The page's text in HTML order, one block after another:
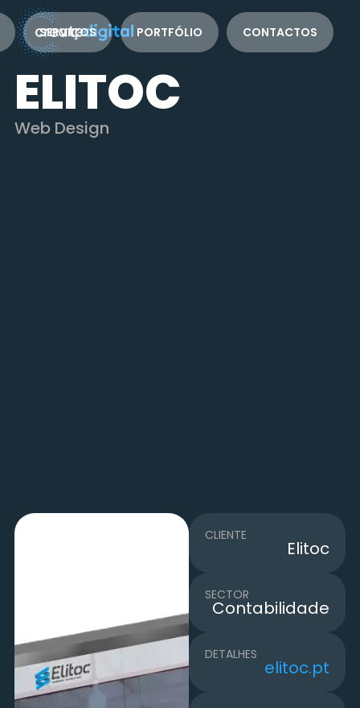
SERVIÇOS PORTFÓLIO CONTACTOS
ELITOC
Web Design
CLIENTE
Elitoc
SECTOR
Contabilidade
DETALHES
elitoc.pt